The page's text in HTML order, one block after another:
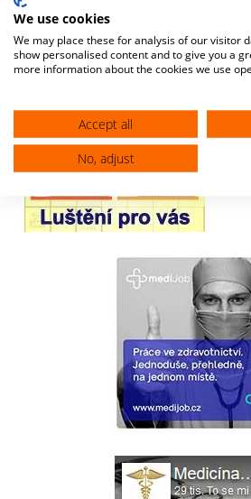
We use cookies
We may place these for analysis of our visitor
show personalised content and to give you a
more information about the cookies we use
Accept all
No, adjust